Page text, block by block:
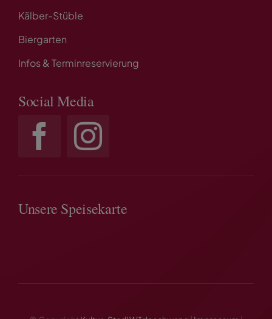
Kälber-Stüble
Biergarten
Infos & Terminreservierung
Social Media
Unsere Speisekarte